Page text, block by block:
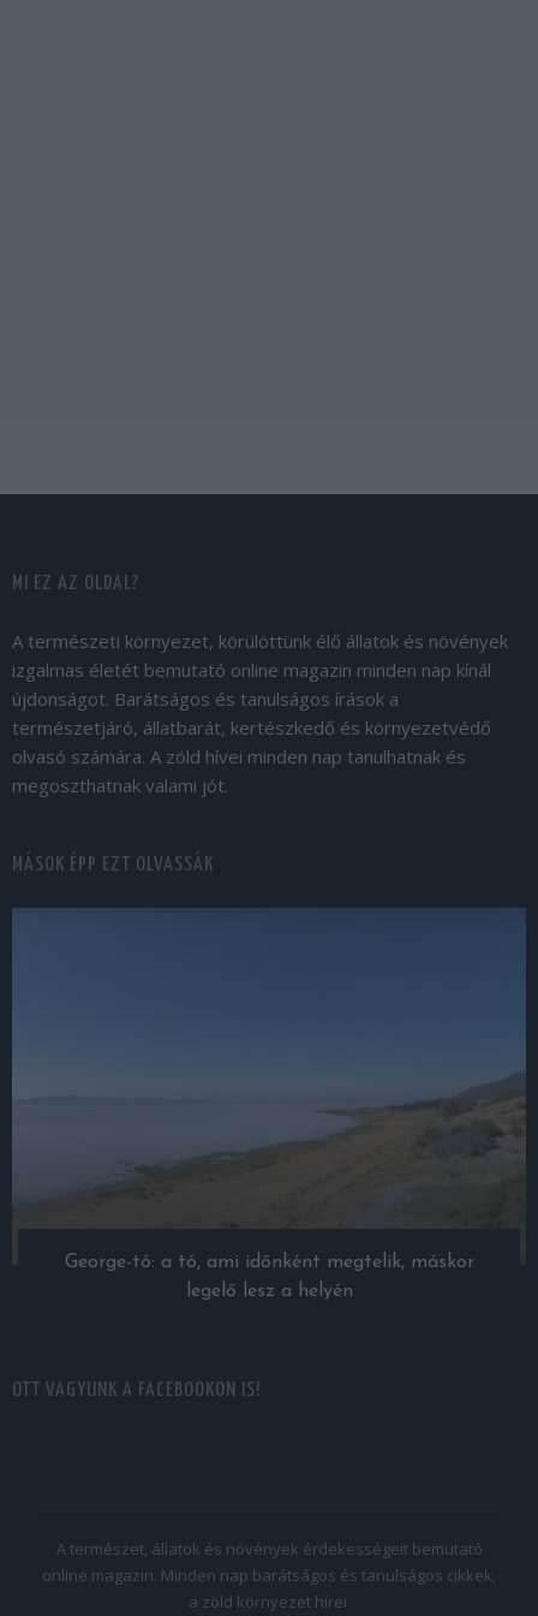
MI EZ AZ OLDAL?
A természeti környezet, körülöttünk élő állatok és növények
izgalmas életét bemutató online magazin minden nap kínál
újdonságot. Barátságos és tanulságos írások a
természetjáró, állatbarát, kertészkedő és környezetvédő
olvasó számára. A zöld hívei minden nap tanulhatnak és
megoszthatnak valami jót.
MÁSOK ÉPP EZT OLVASSÁK
George-tó: a tó, ami időnként megtelik, máskor
legelő lesz a helyén
OTT VAGYUNK A FACEBOOKON IS!
A természet, állatok és növények érdekességeit bemutató
online magazin. Minden nap barátságos és tanulságos cikkek,
a zöld környezet hírei.